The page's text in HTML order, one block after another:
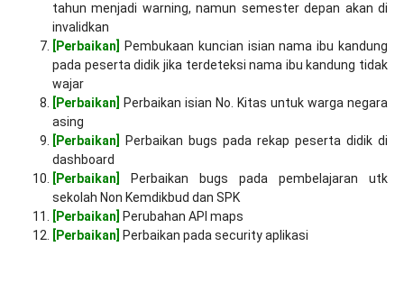
tahun menjadi warning, namun semester depan akan di
invalidkan
[Perbaikan]
Pembukaan kuncian isian nama ibu kandung
pada peserta didik jika terdeteksi nama ibu kandung tidak
wajar
[Perbaikan]
Perbaikan isian No. Kitas untuk warga negara
asing
[Perbaikan]
Perbaikan bugs pada rekap peserta didik di
dashboard
[Perbaikan]
Perbaikan bugs pada pembelajaran utk
sekolah Non Kemdikbud dan SPK
[Perbaikan]
Perubahan API maps
[Perbaikan]
Perbaikan pada security aplikasi